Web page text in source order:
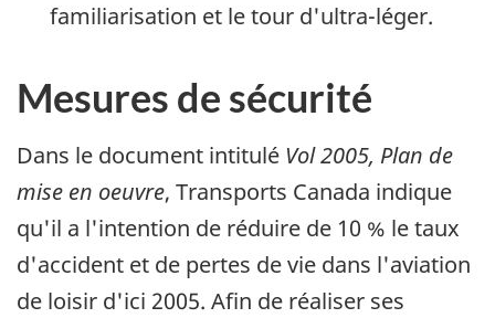
familiarisation et le tour d'ultra-léger.
Mesures de sécurité
Dans le document intitulé Vol 2005, Plan de
mise en oeuvre, Transports Canada indique
qu'il a l'intention de réduire de 10 % le taux
d'accident et de pertes de vie dans l'aviation
de loisir d'ici 2005. Afin de réaliser ses